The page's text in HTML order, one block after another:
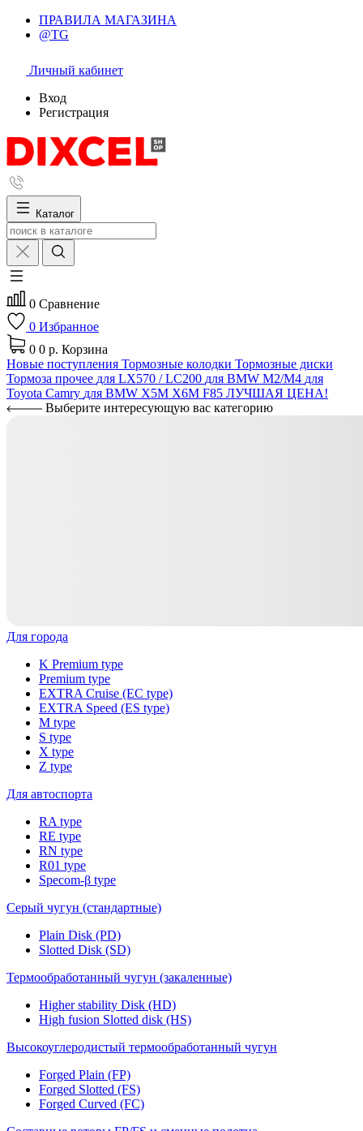
ПРАВИЛА МАГАЗИНА
@TG
Личный кабинет
Вход
Регистрация
Каталог
0 Сравнение
0 Избранное
0 0 р. Корзина
Новые поступления Тормозные колодки Тормозные диски
Тормоза прочее для LX570 / LC200 для BMW M2/M4 для
Toyota Camry для BMW X5M X6M F85 ЛУЧШАЯ ЦЕНА!
Выберите интересующую вас категорию
Для города
K Premium type
Premium type
EXTRA Cruise (EC type)
EXTRA Speed (ES type)
M type
S type
X type
Z type
Для автоспорта
RA type
RE type
RN type
R01 type
Specom-β type
Серый чугун (стандартные)
Plain Disk (PD)
Slotted Disk (SD)
Термообработанный чугун (закаленные)
Higher stability Disk (HD)
High fusion Slotted disk (HS)
Высокоуглеродистый термообработанный чугун
Forged Plain (FP)
Forged Slotted (FS)
Forged Curved (FC)